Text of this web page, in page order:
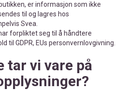
er informasjon som ikke
til og lagres hos
Svea.
forpliktet seg til å håndtere
til GDPR, EUs personvernlovgivning.
tar vi vare på